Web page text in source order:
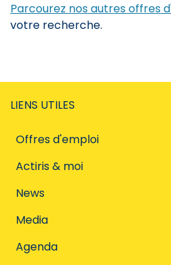
Parcourez nos autres offres
votre recherche.
LIENS UTILES
Offres d'emploi
Actiris & moi
News
Media
Agenda